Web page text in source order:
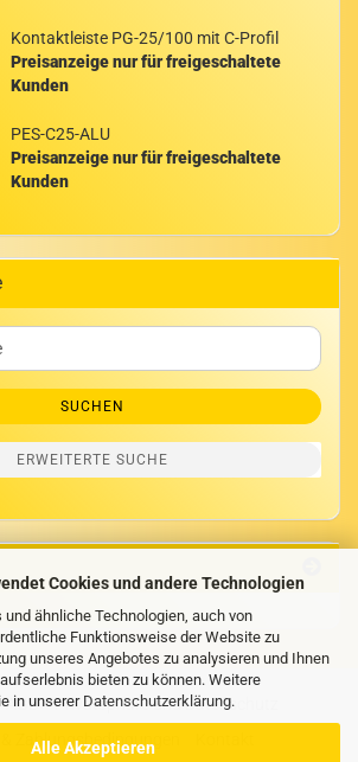
Cookies und andere Technologien
ähnliche Technologien, auch von
Funktionsweise der Website zu
unseres Angebotes zu analysieren und Ihnen
bieten zu können. Weitere
in unserer Datenschutzerklärung.
Alle Akzeptieren
Kon­takt­leis­te PG-25/100 mit C-​Profil
Preisanzeige nur für freigeschaltete
Kunden
PES-​C25-ALU
Preisanzeige nur für freigeschaltete
Kunden
SUCHEN
ERWEITERTE SUCHE
AGB
Privatsphäre und Datenschutz
& Zahlungsbedingungen